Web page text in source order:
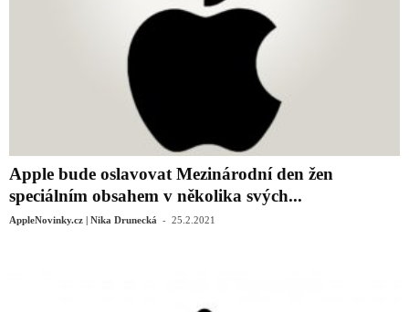
Apple bude oslavovat Mezinárodní den žen
speciálním obsahem v několika svých...
AppleNovinky.cz | Nika Drunecká - 25.2.2021